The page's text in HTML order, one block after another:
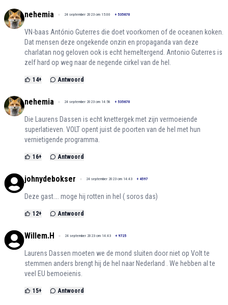
nehemia 24 september 2023 om 15:00 + 535670
VN-baas António Guterres die doet voorkomen of de oceanen koken.
Dat mensen deze ongekende onzin en propaganda van deze
charlatan nog geloven ook is echt hemeltergend. Antonio Guterres is
zelf hard op weg naar de negende cirkel van de hel.
14+ Antwoord
nehemia 24 september 2023 om 14:58 + 535670
Die Laurens Dassen is echt knettergek met zijn vermoeiende
superlatieven. VOLT opent juist de poorten van de hel met hun
vernietigende programma.
16+ Antwoord
johnydebokser 24 september 2023 om 14:43 + 4597
Deze gast…. moge hij rotten in hel ( soros das)
12+ Antwoord
Willem.H 24 september 2023 om 14:43 + 9725
Laurens Dassen moeten we de mond sluiten door niet op Volt te
stemmen anders brengt hij de hel naar Nederland . We hebben al te
veel EU bemoeienis.
15+ Antwoord